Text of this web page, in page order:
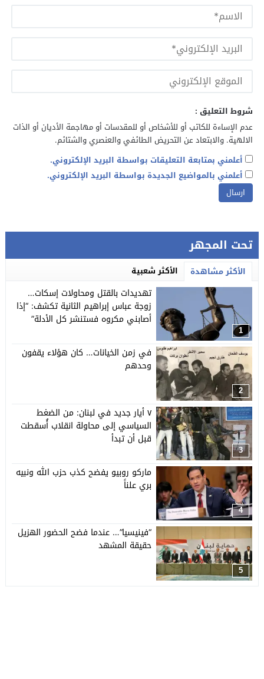
شروط التعليق :
عدم الإساءة للكاتب أو للأشخاص أو للمقدسات أو مهاجمة الأديان أو الذات
الالهية. والابتعاد عن التحريض الطائفي والعنصري والشتائم.
أعلمني بمتابعة التعليقات بواسطة البريد الإلكتروني.
أعلمني بالمواضيع الجديدة بواسطة البريد الإلكتروني.
تحت المجهر
الأكثر مشاهدة الأكثر شعبية
1
تهديدات بالقتل ومحاولات إسكات…
زوجة عباس إبراهيم الثانية تكشف: “إذا
أصابني مكروه فستنشر كل الأدلة”
2
في زمن الخيانات… كان هؤلاء يقفون
وحدهم
3
٧ أيار جديد في لبنان: من الضغط
السياسي إلى محاولة انقلاب أُسقطت
قبل أن تبدأ
4
ماركو روبيو يفضح كذب حزب الله ونبيه
بري علناً
5
“فينيسيا”… عندما فضح الحضور الهزيل
حقيقة المشهد